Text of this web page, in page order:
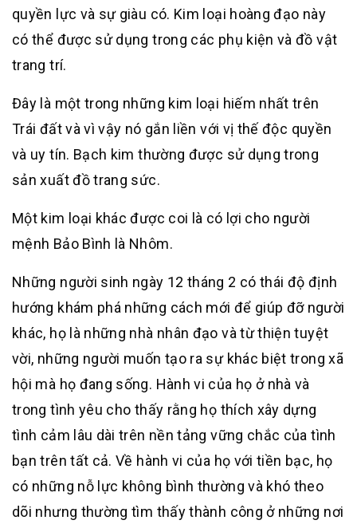
quyền lực và sự giàu có. Kim loại hoàng đạo này
có thể được sử dụng trong các phụ kiện và đồ vật
trang trí.
Đây là một trong những kim loại hiếm nhất trên
Trái đất và vì vậy nó gắn liền với vị thế độc quyền
và uy tín. Bạch kim thường được sử dụng trong
sản xuất đồ trang sức.
Một kim loại khác được coi là có lợi cho người
mệnh Bảo Bình là Nhôm.
Những người sinh ngày 12 tháng 2 có thái độ định
hướng khám phá những cách mới để giúp đỡ người
khác, họ là những nhà nhân đạo và từ thiện tuyệt
vời, những người muốn tạo ra sự khác biệt trong xã
hội mà họ đang sống. Hành vi của họ ở nhà và
trong tình yêu cho thấy rằng họ thích xây dựng
tình cảm lâu dài trên nền tảng vững chắc của tình
bạn trên tất cả. Về hành vi của họ với tiền bạc, họ
có những nỗ lực không bình thường và khó theo
dõi nhưng thường tìm thấy thành công ở những nơi